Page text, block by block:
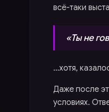
всё-таки
«Ты не
…хотя,
Даже после
условиях.